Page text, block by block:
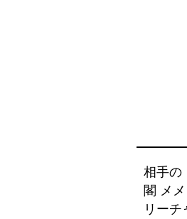
相手の
閣 メ
リー